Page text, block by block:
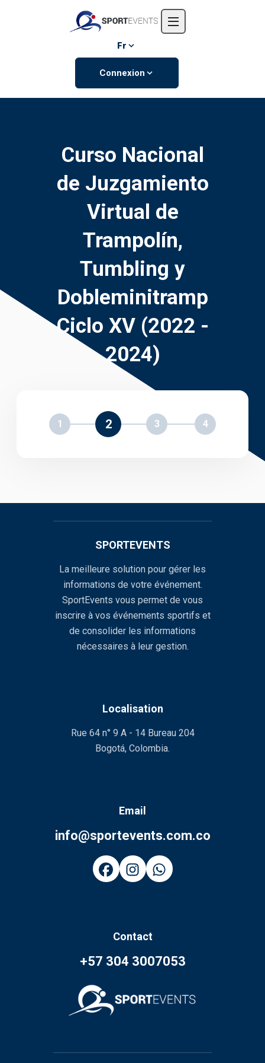
L'entreprise
Événements
Fr
Connexion
Curso Nacional
de Juzgamiento
Virtual de
Trampolín,
Tumbling y
Dobleminitramp
Ciclo XV (2022 -
2024)
1 2 3 4
SPORTEVENTS
La meilleure solution pour gérer les
informations de votre événement.
SportEvents vous permet de vous
inscrire à vos événements sportifs et
de consolider les informations
nécessaires à leur gestion.
Localisation
Rue 64 n° 9 A - 14 Bureau 204
Bogotá, Colombia.
Email
info@sportevents.com.co
Contact
+57 304 3007053